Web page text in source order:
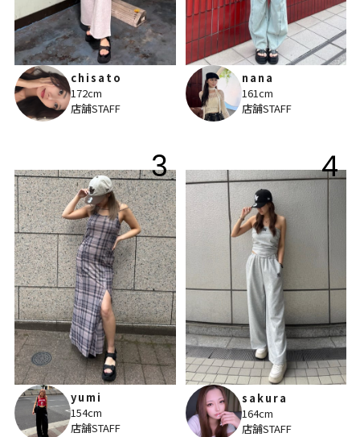
chisato
172cm
店舗STAFF
nana
161cm
店舗STAFF
3
yumi
154cm
店舗STAFF
4
sakura
164cm
店舗STAFF